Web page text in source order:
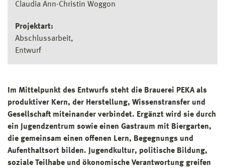
Claudia Ann-Christin Woggon
Projektart:
Abschlussarbeit
Entwurf
Im Mittelpunkt des Entwurfs steht die Brauerei PEKA als
produktiver Kern, der Herstellung, Wissenstransfer und
Gesellschaft miteinander verbindet. Ergänzt wird sie durch
ein Jugendzentrum sowie einen Gastraum mit Biergarten,
die gemeinsam einen offenen Lern, Begegnungs und
Aufenthaltsort bilden. Jugendkultur, politische Bildung,
soziale Teilhabe und ökonomische Verantwortung greifen